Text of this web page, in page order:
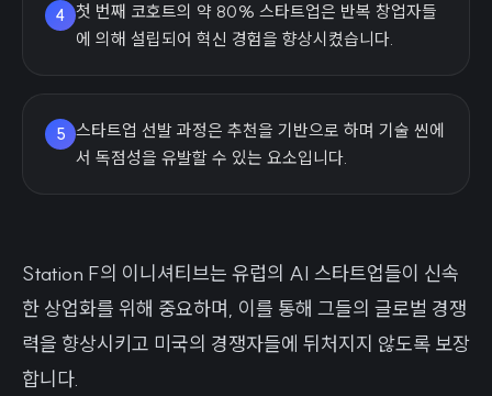
4 첫 번째 코호트의 약 80% 스타트업은 반복 창업자들
에 의해 설립되어 혁신 경험을 향상시켰습니다.
5 스타트업 선발 과정은 추천을 기반으로 하며 기술 씬에
서 독점성을 유발할 수 있는 요소입니다.
Station F의 이니셔티브는 유럽의 AI 스타트업들이 신속
한 상업화를 위해 중요하며, 이를 통해 그들의 글로벌 경쟁
력을 향상시키고 미국의 경쟁자들에 뒤처지지 않도록 보장
합니다.